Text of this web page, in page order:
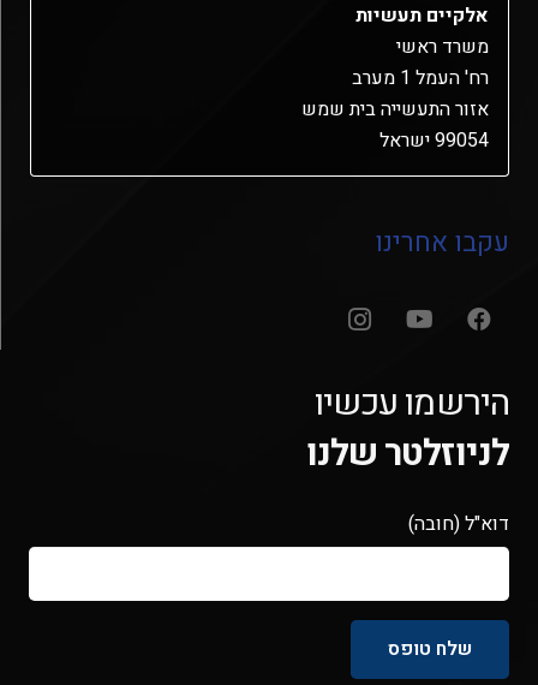
אלקיים תעשיות
משרד ראשי
רח' העמל 1 מערב
אזור התעשייה בית שמש
99054 ישראל
עקבו אחרינו
הירשמו עכשיו
לניוזלטר שלנו
דוא"ל (חובה)